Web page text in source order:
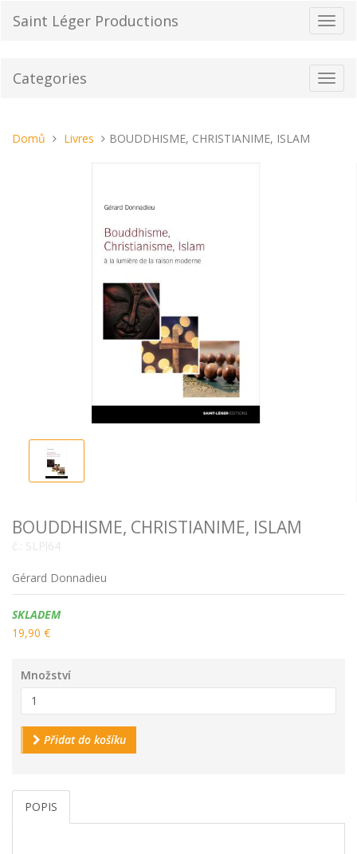
Saint Léger Productions
Categories
Nacházíte
Domů Livres BOUDDHISME, CHRISTIANIME, ISLAM
BOUDDHISME, CHRISTIANIME, ISLAM
č.: SLPl64
Gérard Donnadieu
Dostupnost:
SKLADEM
19,90 €
Množství
Přidat do košíku
POPIS